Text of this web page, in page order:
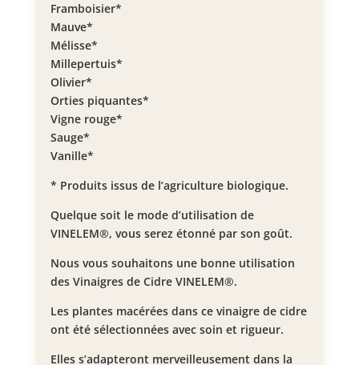
Framboisier*
Mauve*
Mélisse*
Millepertuis*
Olivier*
Orties piquantes*
Vigne rouge*
Sauge*
Vanille*
* Produits issus de l’agriculture biologique.
Quelque soit le mode d’utilisation de
VINELEM®, vous serez étonné par son goût.
Nous vous souhaitons une bonne utilisation
des Vinaigres de Cidre VINELEM®.
Les plantes macérées dans ce vinaigre de cidre
ont été sélectionnées avec soin et rigueur.
Elles s’adapteront merveilleusement dans la